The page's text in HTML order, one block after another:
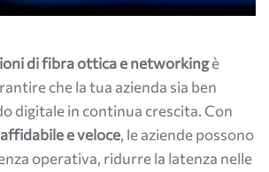
di fibra ottica e networkingè
che la tua azienda sia ben
digitale in continua crescita. Con
e veloce, le aziende possono
operativa, ridurre la latenza nelle